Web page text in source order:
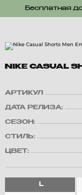
Бесплатная
NIKE CASUAL
АРТИКУЛ
ДАТА РЕЛИЗА:
СЕЗОН:
СТИЛЬ:
ЦВЕТ:
L